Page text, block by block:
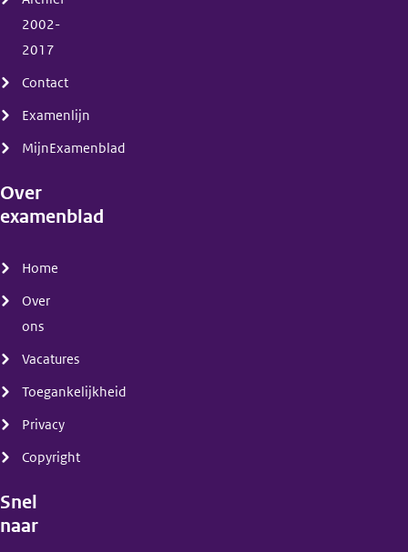
2002-
2017
Contact
Examenlijn
MijnExamenblad
Over
examenblad
Home
Over
ons
Vacatures
Toegankelijkheid
Privacy
Copyright
Snel
naar